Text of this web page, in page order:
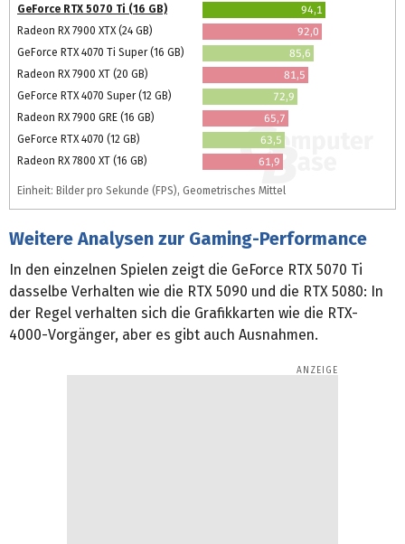
GeForce RTX 5070 Ti (16 GB)
94,1
Radeon RX 7900 XTX (24 GB)
92,0
GeForce RTX 4070 Ti Super (16 GB)
85,6
Radeon RX 7900 XT (20 GB)
81,5
GeForce RTX 4070 Super (12 GB)
72,9
Radeon RX 7900 GRE (16 GB)
65,7
GeForce RTX 4070 (12 GB)
63,5
Radeon RX 7800 XT (16 GB)
61,9
Einheit: Bilder pro Sekunde (FPS), Geometrisches Mittel
Weitere Analysen zur Gaming-Performance
In den einzelnen Spielen zeigt die GeForce RTX 5070 Ti
dasselbe Verhalten wie die RTX 5090 und die RTX 5080: In
der Regel verhalten sich die Grafikkarten wie die RTX-
4000-Vorgänger, aber es gibt auch Ausnahmen.